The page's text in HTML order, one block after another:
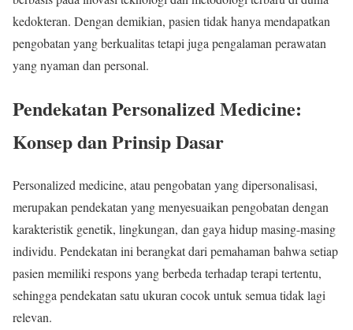
kedokteran. Dengan demikian, pasien tidak hanya mendapatkan
pengobatan yang berkualitas tetapi juga pengalaman perawatan
yang nyaman dan personal.
Pendekatan Personalized Medicine:
Konsep dan Prinsip Dasar
Personalized medicine, atau pengobatan yang dipersonalisasi,
merupakan pendekatan yang menyesuaikan pengobatan dengan
karakteristik genetik, lingkungan, dan gaya hidup masing-masing
individu. Pendekatan ini berangkat dari pemahaman bahwa setiap
pasien memiliki respons yang berbeda terhadap terapi tertentu,
sehingga pendekatan satu ukuran cocok untuk semua tidak lagi
relevan.